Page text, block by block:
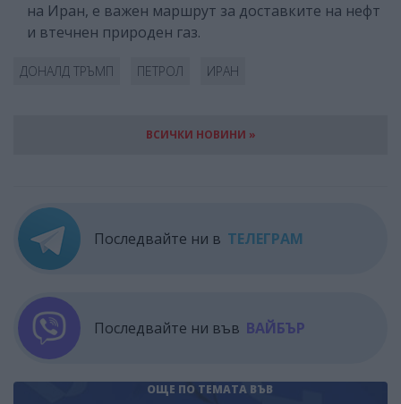
на Иран, е важен маршрут за доставките на нефт
и втечнен природен газ.
ДОНАЛД ТРЪМП ПЕТРОЛ ИРАН
ВСИЧКИ НОВИНИ »
Последвайте ни в ТЕЛЕГРАМ
Последвайте ни във ВАЙБЪР
ОЩЕ ПО ТЕМАТА ВЪВ